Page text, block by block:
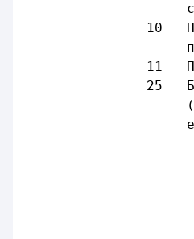
10   Плата за
11   Плата за
25   Бонусы от
(юридических
емому